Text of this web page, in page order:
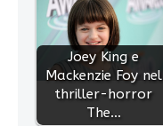
Joey King e
Mackenzie Foy nel
thriller-horror
The…